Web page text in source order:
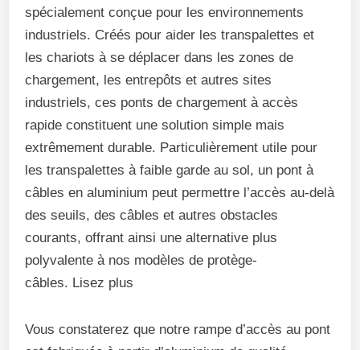
spécialement conçue pour les environnements
industriels. Créés pour aider les transpalettes et
les chariots à se déplacer dans les zones de
chargement, les entrepôts et autres sites
industriels, ces ponts de chargement à accès
rapide constituent une solution simple mais
extrêmement durable. Particulièrement utile pour
les transpalettes à faible garde au sol, un pont à
câbles en aluminium peut permettre l’accès au-delà
des seuils, des câbles et autres obstacles
courants, offrant ainsi une alternative plus
polyvalente à nos modèles de protège-
câbles. Lisez plus
Vous constaterez que notre rampe d’accès au pont